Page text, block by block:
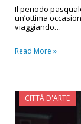
Il periodo
un’ottima
viaggiando…
Read More »
CITTÀ D'ARTE